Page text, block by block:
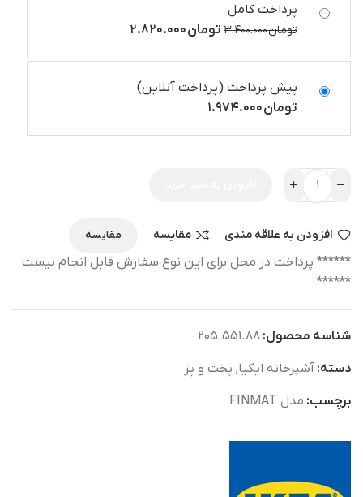
پرداخت کامل
تومان۳.۴۰۰.۰۰۰ تومان
پیش پرداخت (پرداخت آنلاین)
تومان
افزودن به علاقه مندی مقایسه مقایسه
****** پرداخت در محل برای این نوع سفارش قابل انجام نیست
******
شناسه محصول: 205.551.88
دسته: آشپزخانه ایکیا, پخت و پز
برچسب: مدل FINMAT